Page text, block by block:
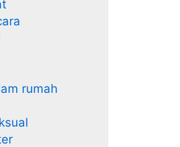
rumah